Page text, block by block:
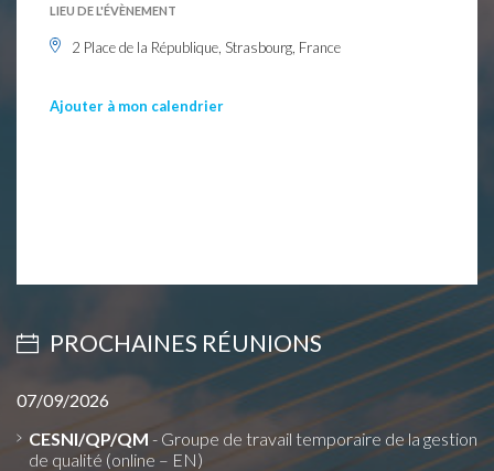
LIEU DE L'ÉVÈNEMENT
2 Place de la République, Strasbourg, France
Ajouter à mon calendrier
PROCHAINES RÉUNIONS
07/09/2026
CESNI/QP/QM - Groupe de travail temporaire de la gestion
de qualité (online – EN)